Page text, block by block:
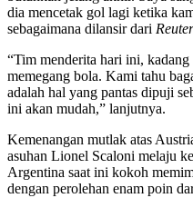
dia mencetak gol lagi ketika
sebagaimana dilansir dari
“Tim menderita hari ini,
memegang bola. Kami tahu
adalah hal yang pantas dipuji
ini akan mudah,” lanjutnya.
Kemenangan mutlak atas
asuhan Lionel Scaloni melaju
Argentina saat ini kokoh
dengan perolehan enam poin